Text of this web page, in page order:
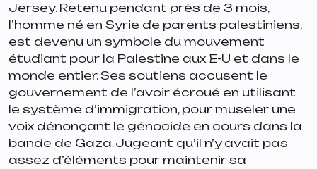
Jersey. Retenu pendant près de 3 mois,
l’homme né en Syrie de parents palestiniens,
est devenu un symbole du mouvement
étudiant pour la Palestine aux E-U et dans le
monde entier. Ses soutiens accusent le
gouvernement de l’avoir écroué en utilisant
le système d’immigration, pour museler une
voix dénonçant le génocide en cours dans la
bande de Gaza. Jugeant qu’il n’y avait pas
assez d’éléments pour maintenir sa